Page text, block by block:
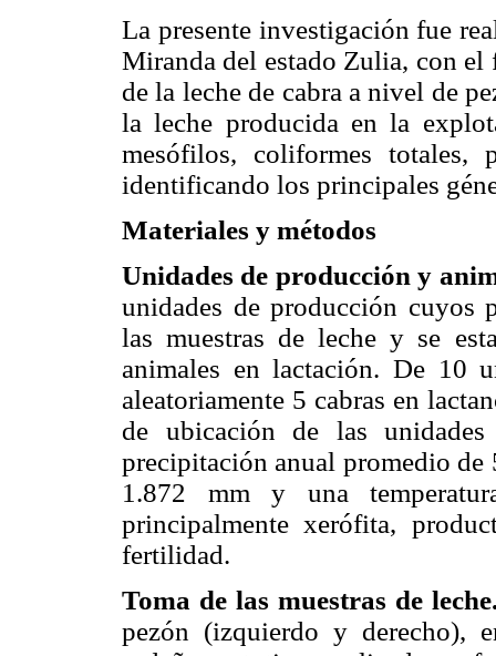
La presente investigación fue
Miranda del estado Zulia, con
de la leche de cabra a nivel de
la leche producida en la
mesófilos, coliformes totales,
identificando los principales
Materiales y métodos
Unidades de producción y
unidades de producción cuyos
las muestras de leche y se
animales en lactación. De 10
aleatoriamente 5 cabras en
de ubicación de las
precipitación anual promedio de
1.872 mm y una
principalmente xerófita,
fertilidad.
Toma de las muestras de
pezón (izquierdo y derecho),